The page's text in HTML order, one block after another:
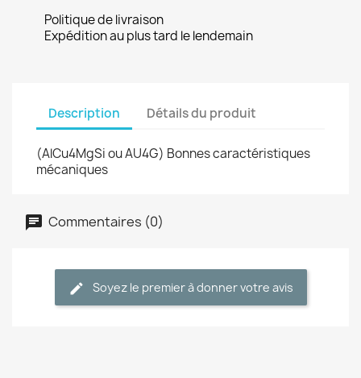
Politique de livraison
Expédition au plus tard le lendemain
Description Détails du produit
(AlCu4MgSi ou AU4G) Bonnes caractéristiques
mécaniques
Commentaires (0)
Soyez le premier à donner votre avis